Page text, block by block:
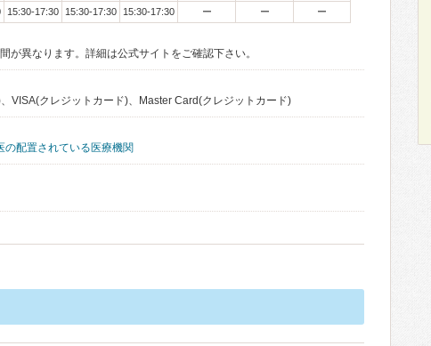
15:30-17:30 15:30-17:30 15:30-17:30 ー ー ー
が異なります。詳細は公式サイトをご確認下さい。
VISA(クレジットカード)、Master Card(クレジットカード)
の配置されている医療機関